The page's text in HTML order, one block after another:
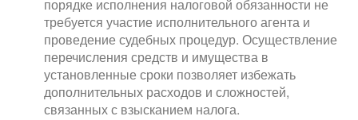
порядке исполнения налоговой обязанности не
требуется участие исполнительного агента и
проведение судебных процедур. Осуществление
перечисления средств и имущества в
установленные сроки позволяет избежать
дополнительных расходов и сложностей,
связанных с взысканием налога.